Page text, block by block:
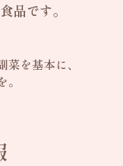
品です。
を基本に、